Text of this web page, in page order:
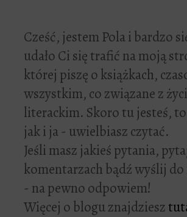
Cześć, jestem Pola i bardzo
udało Ci się trafić na moją
której piszę o książkach,
wszystkim, co związane z
literackim. Skoro tu jesteś,
jak i ja - uwielbiasz czytać.
Jeśli masz jakieś pytania,
komentarzach bądź wyślij
- na pewno odpowiem!
Więcej o blogu znajdziesz